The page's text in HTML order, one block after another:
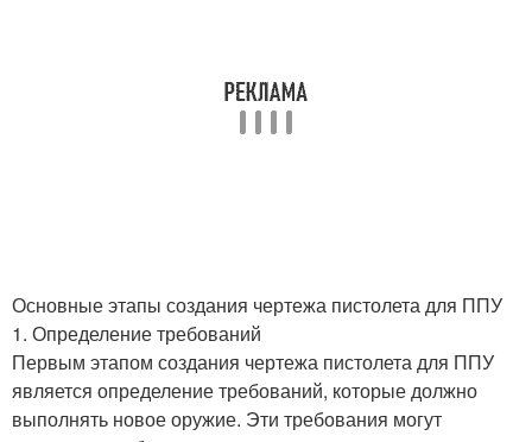
Основные этапы создания чертежа пистолета для ППУ
1. Определение требований
Первым этапом создания чертежа пистолета для ППУ
является определение требований, которые должно
выполнять новое оружие. Эти требования могут